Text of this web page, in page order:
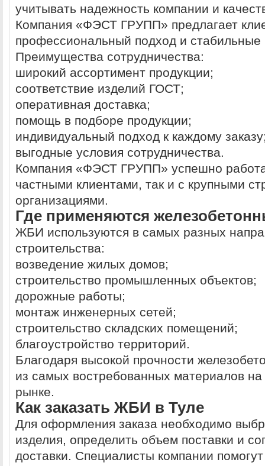
учитывать надежность компании и
Компания «ФЭСТ ГРУПП» предлагает
профессиональный подход и
Преимущества сотрудничества:
широкий ассортимент продукции;
соответствие изделий ГОСТ;
оперативная доставка;
помощь в подборе продукции;
индивидуальный подход к каждому
выгодные условия сотрудничества.
Компания «ФЭСТ ГРУПП» успешно
частными клиентами, так и с крупными
организациями.
Где применяются
ЖБИ используются в самых разных
строительства:
возведение жилых домов;
строительство промышленных объектов;
дорожные работы;
монтаж инженерных сетей;
строительство складских помещений;
благоустройство территорий.
Благодаря высокой прочности
из самых востребованных материалов на
рынке.
Как заказать ЖБИ в Туле
Для оформления заказа необходимо
изделия, определить объем поставки и
доставки. Специалисты компании